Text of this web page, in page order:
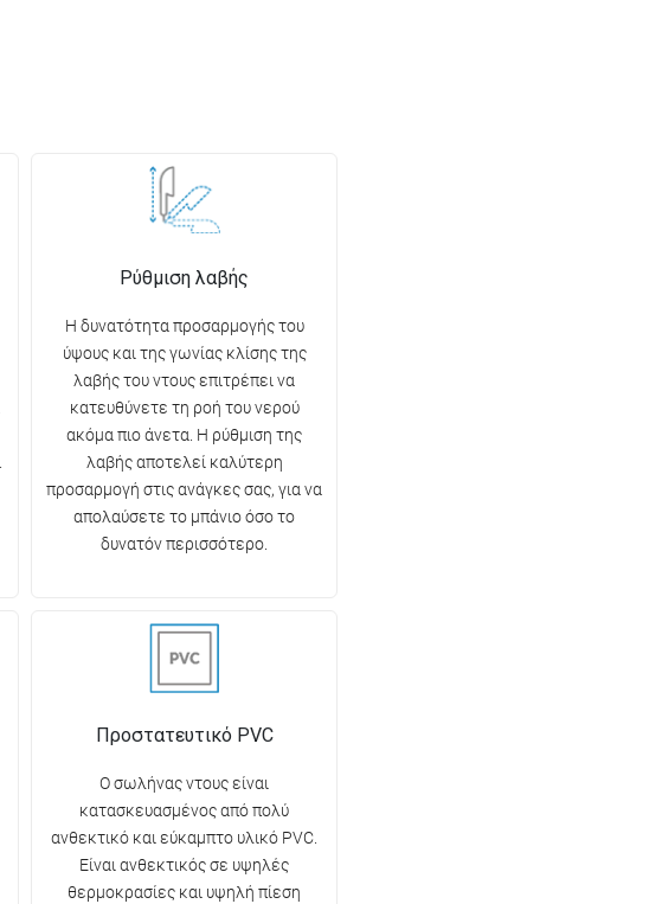
Ρύθμιση λαβής
Η δυνατότητα προσαρμογής του
ύψους και της γωνίας κλίσης της
λαβής του ντους επιτρέπει να
κατευθύνετε τη ροή του νερού
ακόμα πιο άνετα. Η ρύθμιση της
λαβής αποτελεί καλύτερη
προσαρμογή στις ανάγκες σας, για να
απολαύσετε το μπάνιο όσο το
δυνατόν περισσότερο.
Προστατευτικό PVC
Ο σωλήνας ντους είναι
κατασκευασμένος από πολύ
ανθεκτικό και εύκαμπτο υλικό PVC.
Είναι ανθεκτικός σε υψηλές
θερμοκρασίες και υψηλή πίεση